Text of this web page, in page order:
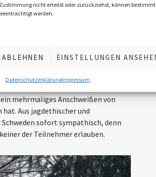
nicht erteilst oder zurückziehst, können
werden.
ABLEHNEN EINSTELLUNGEN
DatenschutzerklärungImpressum
erfüllen.
Training im Schießkino, bei
bewältigen sind. Nach wertvollen
wir nicht nur eine gewisse
richtige Entscheidungen
Gefährdung von Treibern und
dass Fehlabschüsse nicht toleriert
mehrmaliges Anschweißen von
Aus jagdethischer und
sofort sympathisch, denn
der Teilnehmer erlauben.